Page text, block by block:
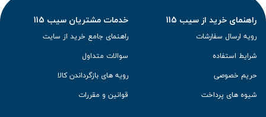
راهنمای خرید از سیب 115
رویه ارسال سفارشات
شرایط استفاده
حریم خصوصی
شیوه های پرداخت
خدمات مشتریان سیب 115
راهنمای جامع خرید از سایت
سوالات متداول
رویه های بازگرداندن کالا
قوانین و مقررات